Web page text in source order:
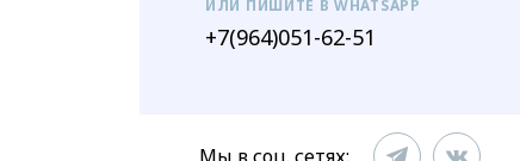
ИЛИ ПИШИТЕ В WHATSAPP
+7(964)051-62-51